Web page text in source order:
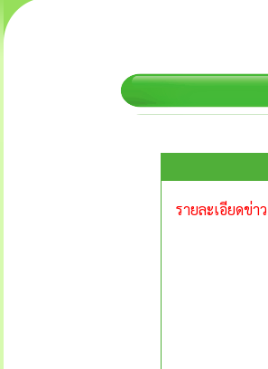
รายละเอียดข่าว